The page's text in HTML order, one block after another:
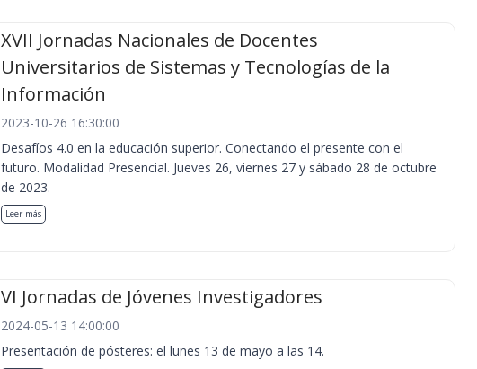
XVII Jornadas Nacionales de Docentes
Universitarios de Sistemas y Tecnologías de la
Información
2023-10-26 16:30:00
Desafíos 4.0 en la educación superior. Conectando el presente con el
futuro. Modalidad Presencial. Jueves 26, viernes 27 y sábado 28 de octubre
de 2023.
Leer más
VI Jornadas de Jóvenes Investigadores
2024-05-13 14:00:00
Presentación de pósteres: el lunes 13 de mayo a las 14.